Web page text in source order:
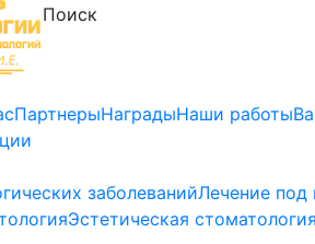
ПартнерыНаградыНаши работы
заболеванийЛечение под
Эстетическая стоматология